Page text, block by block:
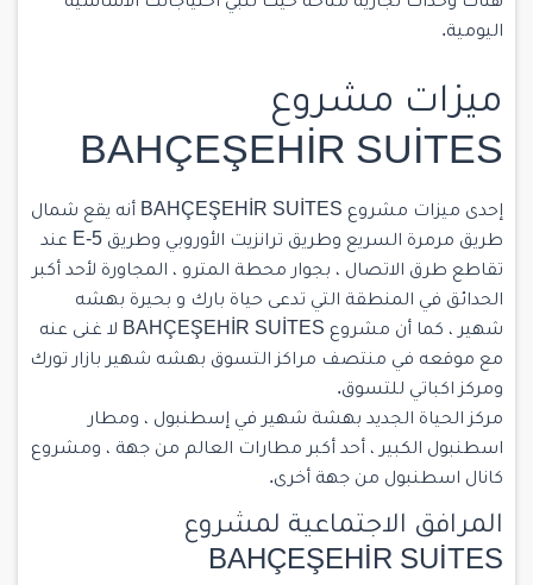
هناك وحدات تجارية متاحة حيث تلبي احتياجاتك الأساسية
اليومية.
ميزات مشروع
BAHÇEŞEHİR SUİTES
إحدى ميزات مشروع BAHÇEŞEHİR SUİTES أنه يقع شمال
طريق مرمرة السريع وطريق ترانزيت الأوروبي وطريق E-5 عند
تقاطع طرق الاتصال ، بجوار محطة المترو ، المجاورة لأحد أكبر
الحدائق في المنطقة التي تدعى حياة بارك و بحيرة بهشه
شهير ، كما أن مشروع BAHÇEŞEHİR SUİTES لا غنى عنه
مع موقعه في منتصف مراكز التسوق بهشه شهير بازار تورك
ومركز اكباتي للتسوق.
مركز الحياة الجديد بهشة شهير في إسطنبول ، ومطار
اسطنبول الكبير ، أحد أكبر مطارات العالم من جهة ، ومشروع
كانال اسطنبول من جهة أخرى.
المرافق الاجتماعية لمشروع
BAHÇEŞEHİR SUİTES